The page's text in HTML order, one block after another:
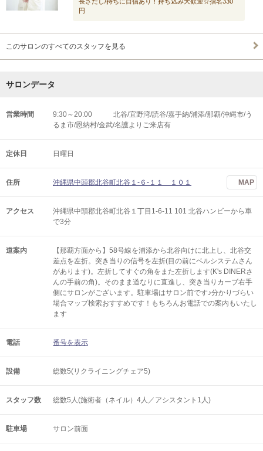
円
このサロンのすべてのスタッフを見る
サロンデータ
営業時間
9:30～20:00 北谷/宜野湾/読谷/嘉手納/浦添/那覇/沖縄市/う
るま市/恩納村/金武/名護よりご来店有
定休日 日曜日
住所 沖縄県中頭郡北谷町北谷１-６-１１ １０１ MAP
アクセス
沖縄県中頭郡北谷町北谷１丁目1-6-11 101 北谷ハンビーから車
で3分
道案内
【那覇方面から】58号線を浦添から北谷向けに北上し、北谷交
差点を左折。突き当りの信号を左折(目の前にベルシステムさん
があります)。左折してすぐの角をまた左折します(K's DINERさ
んの手前の角)。そのまま道なりに直進し、突き当りカーブ右手
側にサロンがございます。駐車場はサロン前です♪分かりづらい
場合マップ検索おすすめです！もちろんお電話での案内もいたし
ます
電話 番号を表示
設備 総数5(リクライニングチェア5)
スタッフ数 総数5人(施術者（ネイル）4人／アシスタント1人)
駐車場 サロン前面